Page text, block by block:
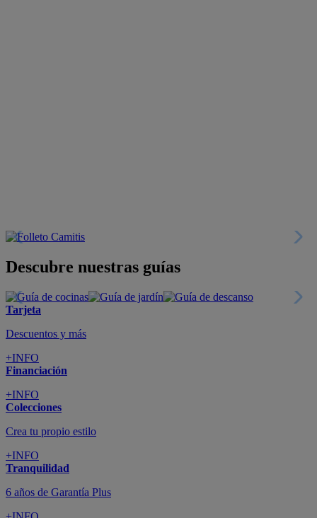
Descubre nuestras guías
Tarjeta
Descuentos y más
+INFO
Financiación
+INFO
Colecciones
Crea tu propio estilo
+INFO
Tranquilidad
6 años de Garantía Plus